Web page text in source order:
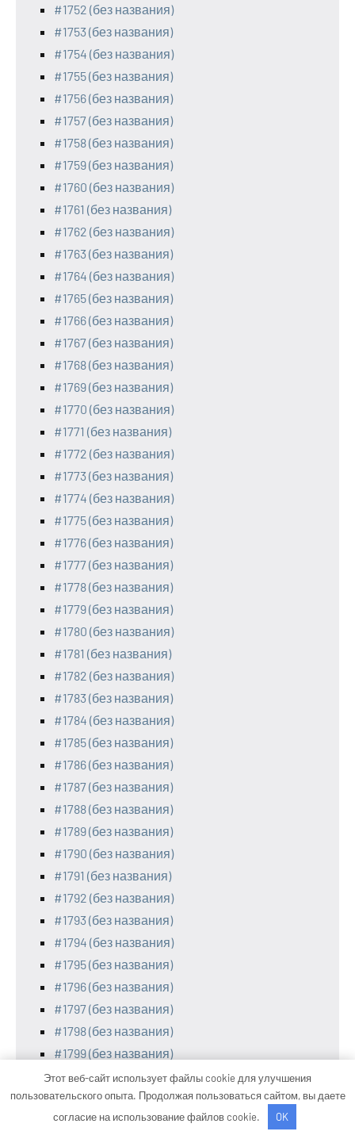
#1752 (без названия)
#1753 (без названия)
#1754 (без названия)
#1755 (без названия)
#1756 (без названия)
#1757 (без названия)
#1758 (без названия)
#1759 (без названия)
#1760 (без названия)
#1761 (без названия)
#1762 (без названия)
#1763 (без названия)
#1764 (без названия)
#1765 (без названия)
#1766 (без названия)
#1767 (без названия)
#1768 (без названия)
#1769 (без названия)
#1770 (без названия)
#1771 (без названия)
#1772 (без названия)
#1773 (без названия)
#1774 (без названия)
#1775 (без названия)
#1776 (без названия)
#1777 (без названия)
#1778 (без названия)
#1779 (без названия)
#1780 (без названия)
#1781 (без названия)
#1782 (без названия)
#1783 (без названия)
#1784 (без названия)
#1785 (без названия)
#1786 (без названия)
#1787 (без названия)
#1788 (без названия)
#1789 (без названия)
#1790 (без названия)
#1791 (без названия)
#1792 (без названия)
#1793 (без названия)
#1794 (без названия)
#1795 (без названия)
#1796 (без названия)
#1797 (без названия)
#1798 (без названия)
#1799 (без названия)
#1800 (без названия)
#1801 (без названия)
#1802 (без названия)
Этот веб-сайт использует файлы cookie для улучшения
пользовательского опыта. Продолжая пользоваться сайтом, вы даете
согласие на использование файлов cookie.
OK